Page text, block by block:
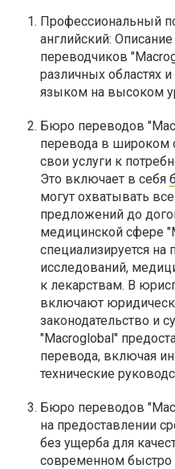
Профессиональный
английский:
переводчиков
различных областях
языком на высоком
Бюро переводов
перевода в широком
свои услуги к
Это включает в себя
могут охватывать
предложений до
медицинской сфере
специализируется на
исследований,
к лекарствам. В
включают
законодательство и
"Macroglobal"
перевода, включая
технические
Бюро переводов
на предоставлении
без ущерба для
современном